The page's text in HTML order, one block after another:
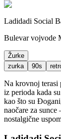
Ladidadi Social
Bulevar vojvode
Žurke
zurka
90s
Na krovnoj terasi
iz perioda kada
kao što su
naočare za
nostalgične